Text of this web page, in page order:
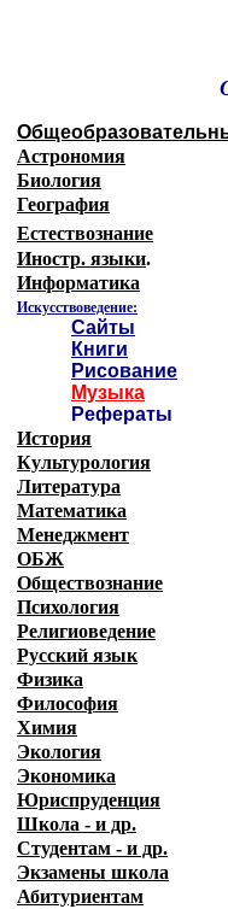
Астрономия
Биология
География
Естествознание
Иностр. языки.
Информатика
Искусствоведение:
Сайты
Книги
Рисование
Музыка
Рефераты
История
Культурология
Литература
Математика
Менеджмент
ОБЖ
Обществознание
Психология
Религиоведение
Русский язык
Физика
Философия
Химия
Экология
Экономика
Юриспруденция
Школа - и др.
Студентам - и др.
Экзамены школа
Абитуриентам